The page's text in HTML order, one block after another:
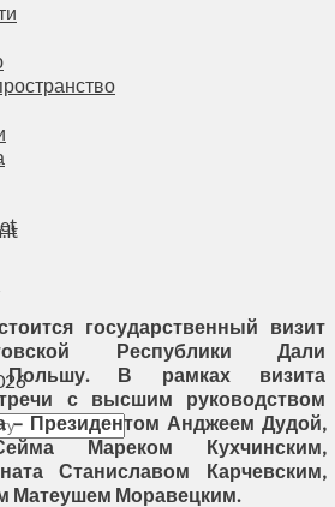
государственный визит
Республики Дали
Польшу. В рамках визита
с высшим руководством
– Президентом Анджеем Дудой,
Мареком Кухчинским,
Станиславом Карчевским,
Матеушем Моравецким.